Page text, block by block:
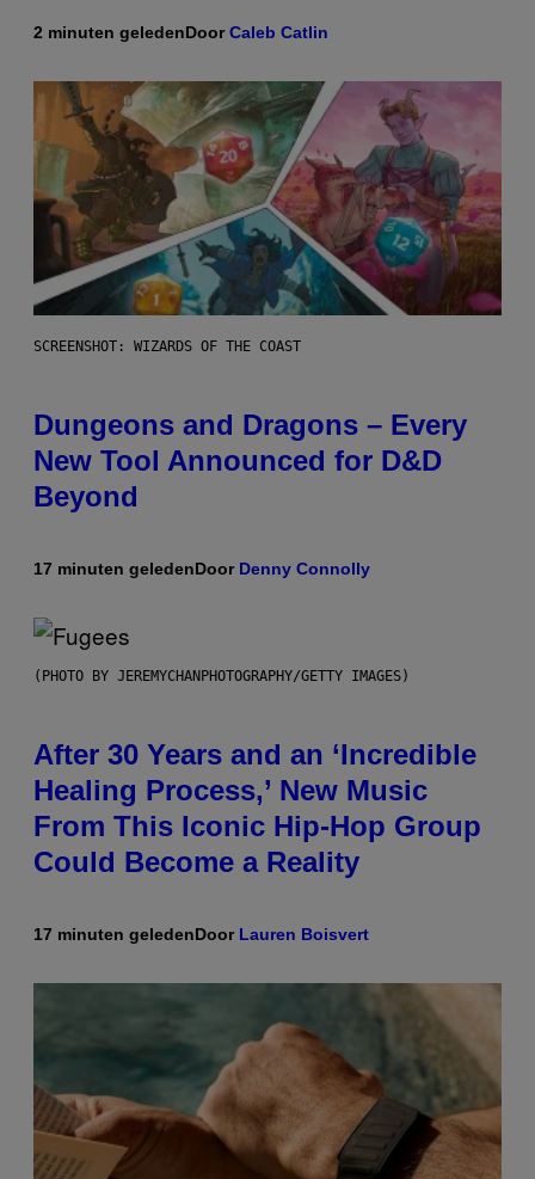
2 minuten geledenDoorCaleb Catlin
SCREENSHOT: WIZARDS OF THE COAST
Dungeons and Dragons – Every
New Tool Announced for D&D
Beyond
17 minuten geledenDoor Denny Connolly
(PHOTO BY JEREMYCHANPHOTOGRAPHY/GETTY IMAGES)
After 30 Years and an ‘Incredible
Healing Process,’ New Music
From This Iconic Hip-Hop Group
Could Become a Reality
17 minuten geledenDoor Lauren Boisvert